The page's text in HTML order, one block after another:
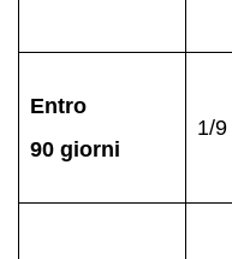
Entro
90 giorni
1/